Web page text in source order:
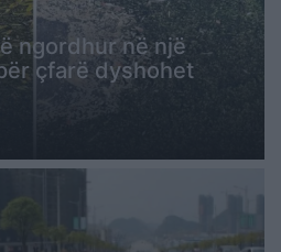
ngordhur në një
çfarë dyshohet